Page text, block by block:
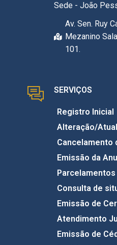
Sede - João
Av. Sen. Ruy
Mezanino
101.
SERVIÇOS
Registro Inicial
Alteração/
Cancelamento
Emissão da
Parcelamentos
Consulta de
Emissão de
Atendimento
Emissão de